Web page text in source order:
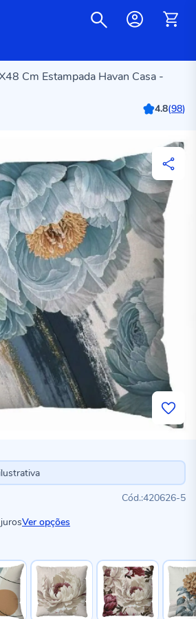
Cm Estampada Havan Casa -
4.8(98)
420626-5
Ver opções